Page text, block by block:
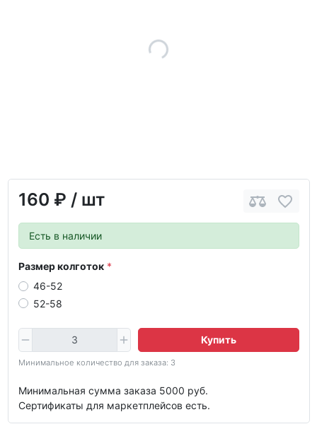
160 ₽ / шт
Есть в наличии
Размер колготок
46-52
52-58
Купить
Минимальное количество для заказа: 3
Минимальная сумма заказа 5000 руб.
Сертификаты для маркетплейсов есть.